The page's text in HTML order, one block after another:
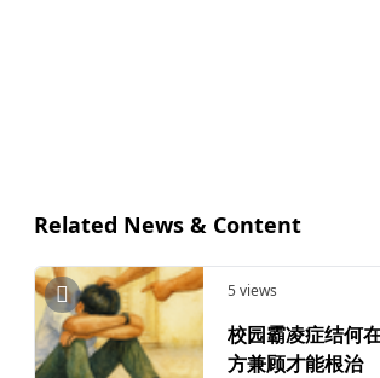
Related News & Content
5 views
校园霸凌症结何
方兼顾才能根治